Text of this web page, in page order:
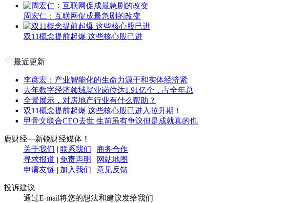
周宏仁：互联网促成最急剧的改变
双11概念提前起爆 这些核心股已进
最近更新
李彦宏：产业智能化的生命力源于和实体经济紧
去年数字经济领域就业岗位达1.91亿个，占全年总
全景展示，对房地产行业有什么帮助？
双11概念提前起爆 这些核心股已进入拉升期！
甲骨文联合CEO去世 生前虽有争议但是成就真的也
鹿财经—新锐财经媒体！
关于我们 | 联系我们 | 商务合作
寻求报道 | 免责声明 | 网站地图
申请友链 | 加入我们 | 意见反馈
投诉建议
通过E-mail将您的想法和建议发给我们